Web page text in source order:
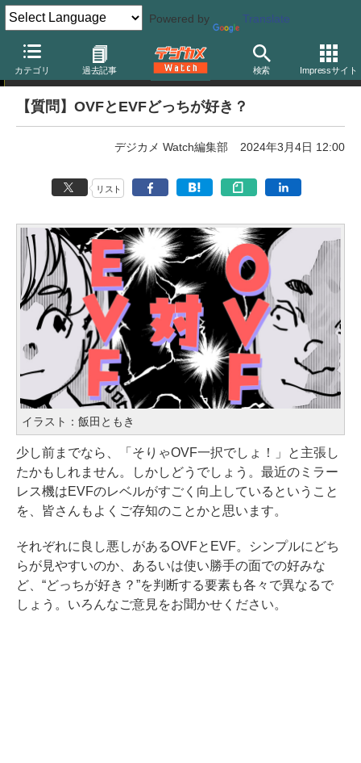
Powered by Translate
カテゴリ 過去記事 検索 Impressサイト
週刊アンケート
【質問】OVFとEVFどっちが好き？
デジカメ Watch編集部 2024年3月4日 12:00
リスト
イラスト：飯田ともき
少し前までなら、「そりゃOVF一択でしょ！」と主張し
たかもしれません。しかしどうでしょう。最近のミラー
レス機はEVFのレベルがすごく向上しているということ
を、皆さんもよくご存知のことかと思います。
それぞれに良し悪しがあるOVFとEVF。シンプルにどち
らが見やすいのか、あるいは使い勝手の面での好みな
ど、“どっちが好き？”を判断する要素も各々で異なるで
しょう。いろんなご意見をお聞かせください。